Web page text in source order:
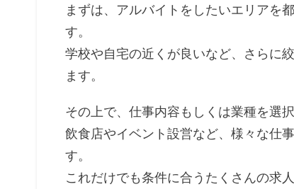
まずは、アルバイトをしたいエリアを
す。
学校や自宅の近くが良いなど、さらに
ます。
その上で、仕事内容もしくは業種を選
飲食店やイベント設営など、様々な仕
す。
これだけでも条件に合うたくさんの求